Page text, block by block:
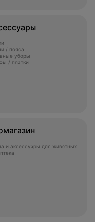
/ пояса
уборы
/ платки
и аксессуары для животных